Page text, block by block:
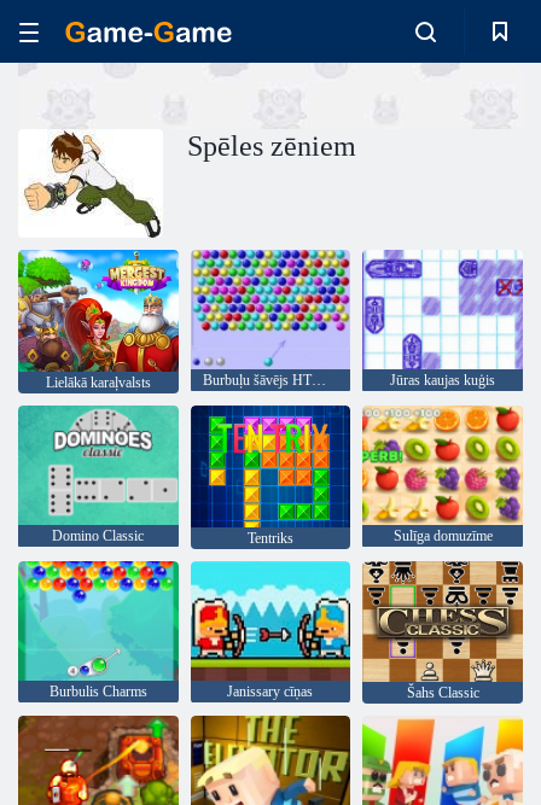
Spēles zēniem
Lielākā karaļvalsts Burbuļu šāvējs HTML5 Jūras kaujas kuģis
Domino Classic Tentriks Sulīga domuzīme
Burbulis Charms Janissary cīņas Šahs Classic